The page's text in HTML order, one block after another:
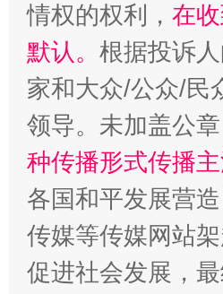
情权的权利， 在
默认。 根据投诉
家和大众/公众/民
领导。未加盖公
种传播形式传播
各国和平发展营
传媒等传媒网站
促进社会发展，